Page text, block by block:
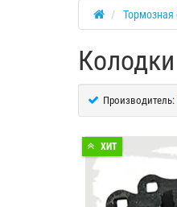
Тормозная
Производитель:
ХИТ